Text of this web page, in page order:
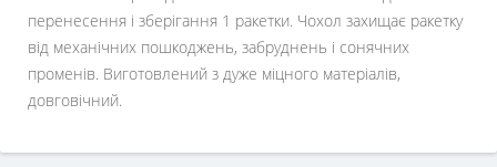
перенесення і зберігання 1 ракетки. Чохол захищає ракетку
від механічних пошкоджень, забруднень і сонячних
променів. Виготовлений з дуже міцного матеріалів,
довговічний.